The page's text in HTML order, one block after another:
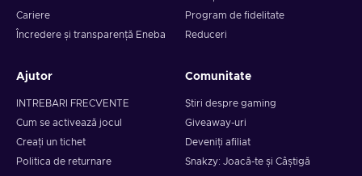
Cariere
Încredere și transparență Eneba
Program de fidelitate
Reduceri
Ajutor
INTREBARI FRECVENTE
Cum se activează jocul
Creați un tichet
Politica de returnare
Comunitate
Știri despre gaming
Giveaway-uri
Deveniți afiliat
Snakzy: Joacă-te și Câștigă